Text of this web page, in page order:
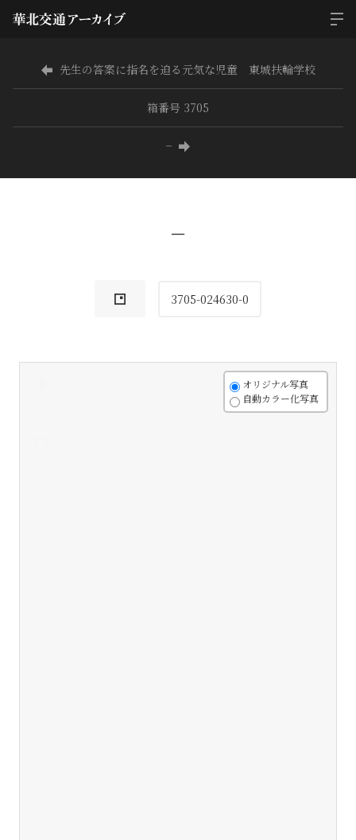
先生の答案に指名を迫る元気な児童 東城扶輪学校
箱番号 3705
−
−
3705-024630-0
オリジナル写真
自動カラー化写真